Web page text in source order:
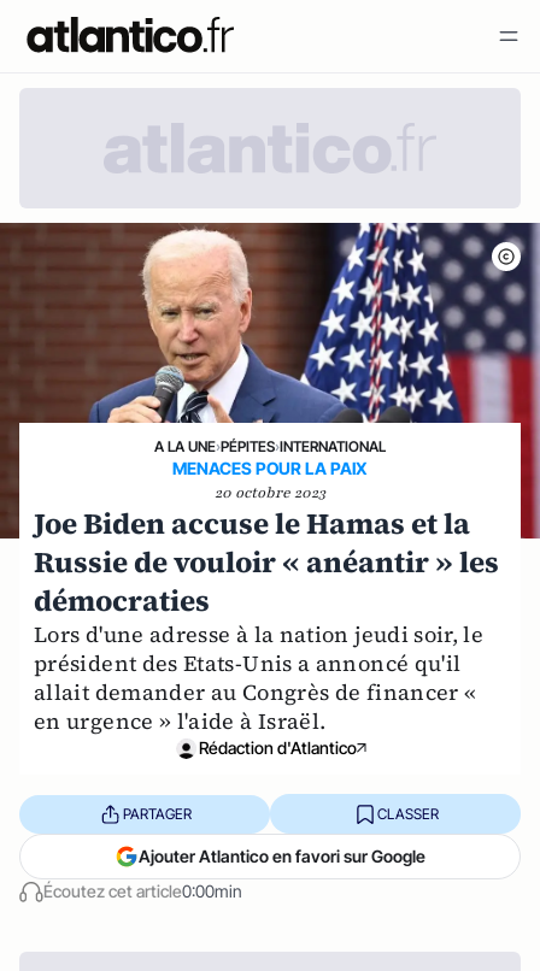
A LA UNE›PÉPITES›INTERNATIONAL
MENACES POUR LA PAIX
20 octobre 2023
Joe Biden accuse le Hamas et la
Russie de vouloir « anéantir » les
démocraties
Lors d'une adresse à la nation jeudi soir, le
président des Etats-Unis a annoncé qu'il
allait demander au Congrès de financer «
en urgence » l'aide à Israël.
Rédaction d'Atlantico
Écoutez cet article0:00min
PARTAGER CLASSER
Ajouter Atlantico en favori sur Google